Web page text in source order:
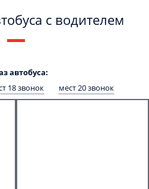
с водителем
автобуса:
18 звонок мест 20 звонок
Персональных данных